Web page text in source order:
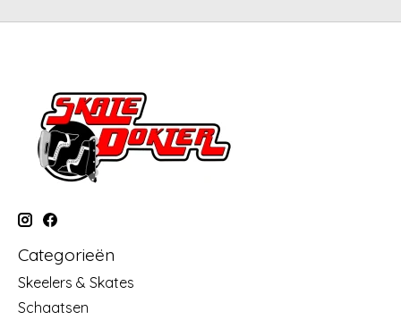
Categorieën
Skeelers & Skates
Schaatsen